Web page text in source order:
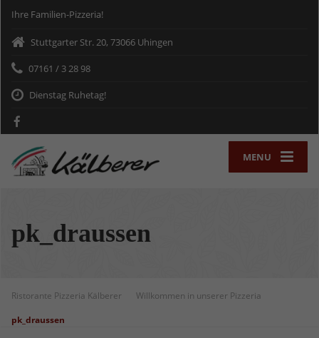
Ihre Familien-Pizzeria!
Stuttgarter Str. 20, 73066 Uhingen
07161 / 3 28 98
Dienstag Ruhetag!
MENU
pk_draussen
Ristorante Pizzeria Kälberer
Willkommen in unserer Pizzeria
pk_draussen